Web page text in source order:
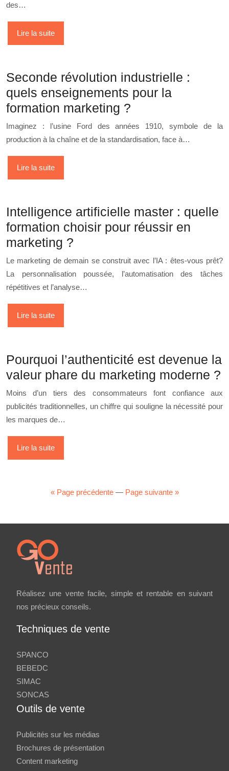
des…
Lire la suite
Seconde révolution industrielle :
quels enseignements pour la
formation marketing ?
Imaginez : l’usine Ford des années 1910, symbole de la
production à la chaîne et de la standardisation, face à…
Lire la suite
Intelligence artificielle master : quelle
formation choisir pour réussir en
marketing ?
Le marketing de demain se construit avec l’IA : êtes-vous prêt?
La personnalisation poussée, l’automatisation des tâches
répétitives et l’analyse…
Lire la suite
Pourquoi l’authenticité est devenue la
valeur phare du marketing moderne ?
Moins d’un tiers des consommateurs font confiance aux
publicités traditionnelles, un chiffre qui souligne la nécessité pour
les marques de…
Lire la suite
« Page précédente— Page suivante »
Réalisez une vente facile, simple et rentable en suivant
nos précieux conseils.
Techniques de vente
SPANCO
BEBEDC
SIMAC
SONCAS
Outils de vente
Publicités sur les médias
Brochures de présentation
Content marketing